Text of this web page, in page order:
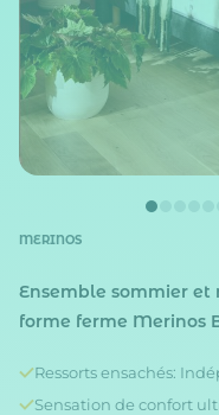
MERINOS
Ensemble sommier et
forme ferme Merinos
Ressorts ensachés:
Sensation de confort